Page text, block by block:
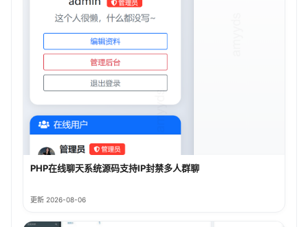
PHP在线聊天系统源码支持IP封禁多人群聊
更新 2026-08-06